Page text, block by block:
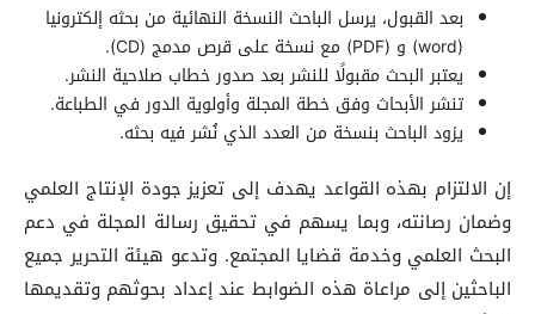
بعد القبول، يرسل الباحث النسخة النهائية من بحثه إلكترونيا
(word) و (PDF) مع نسخة على قرص مدمج (CD).
يعتبر البحث مقبولًا للنشر بعد صدور خطاب صلاحية النشر.
تنشر الأبحاث وفق خطة المجلة وأولوية الدور في الطباعة.
يزود الباحث بنسخة من العدد الذي نُشر فيه بحثه.
إن الالتزام بهذه القواعد يهدف إلى تعزيز جودة الإنتاج العلمي
وضمان رصانته، وبما يسهم في تحقيق رسالة المجلة في دعم
البحث العلمي وخدمة قضايا المجتمع. وتدعو هيئة التحرير جميع
الباحثين إلى مراعاة هذه الضوابط عند إعداد بحوثهم وتقديمها